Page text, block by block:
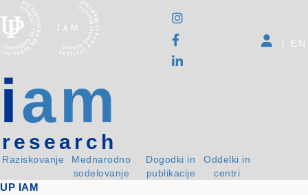
iam
research
Raziskovanje
Mednarodno
sodelovanje
Dogodki in
publikacije
Oddelki in
centri
| EN
UP IAM